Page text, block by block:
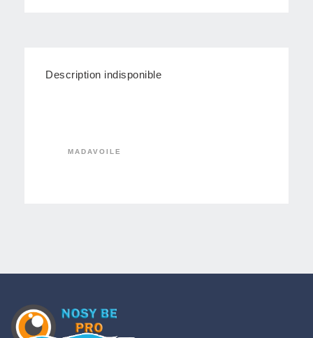
Description indisponible
MADAVOILE